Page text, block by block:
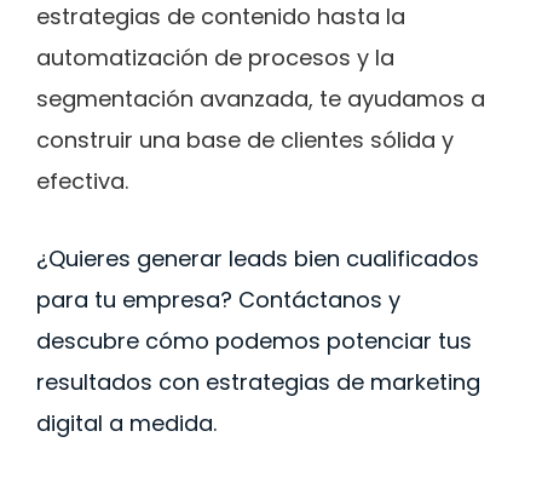
estrategias de contenido hasta la
automatización de procesos y la
segmentación avanzada, te ayudamos a
construir una base de clientes sólida y
efectiva.
¿Quieres generar leads bien cualificados
para tu empresa? Contáctanos y
descubre cómo podemos potenciar tus
resultados con estrategias de marketing
digital a medida.